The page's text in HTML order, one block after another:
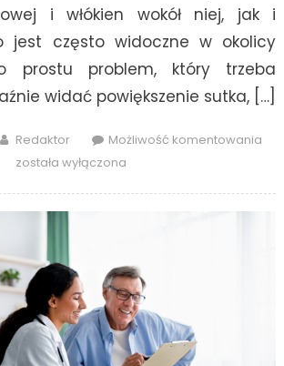
i włókien wokół niej, jak i
jest często widoczne w okolicy
prostu problem, który trzeba
widać powiększenie sutka, […]
Author
Redaktor Możliwość komentowania
została wyłączona